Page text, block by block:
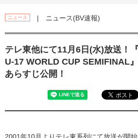
ニュース | ニュース(BV速報)
テレ東他にて11⽉6⽇(⽔)放送！
U-17 WORLD CUP SEMIFINAL
あらすじ公開！